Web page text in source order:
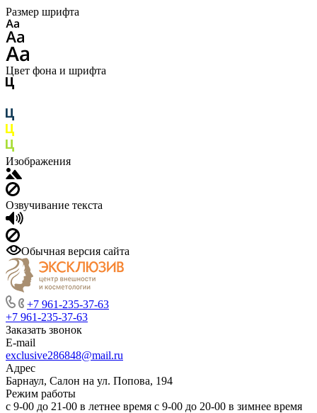
Размер шрифта
Цвет фона и шрифта
Изображения
Озвучивание текста
Обычная версия сайта
+7 961-235-37-63
+7 961-235-37-63
Заказать звонок
E-mail
exclusive286848@mail.ru
Адрес
Барнаул, Салон на ул. Попова, 194
Режим работы
с 9-00 до 21-00 в летнее время с 9-00 до 20-00 в зимнее время